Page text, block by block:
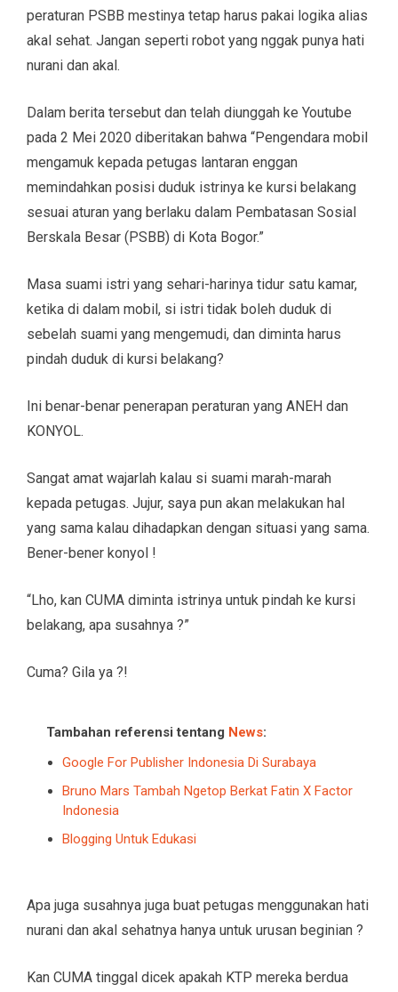
peraturan PSBB mestinya tetap harus pakai logika alias
akal sehat. Jangan seperti robot yang nggak punya hati
nurani dan akal.
Dalam berita tersebut dan telah diunggah ke Youtube
pada 2 Mei 2020 diberitakan bahwa “Pengendara mobil
mengamuk kepada petugas lantaran enggan
memindahkan posisi duduk istrinya ke kursi belakang
sesuai aturan yang berlaku dalam Pembatasan Sosial
Berskala Besar (PSBB) di Kota Bogor.”
Masa suami istri yang sehari-harinya tidur satu kamar,
ketika di dalam mobil, si istri tidak boleh duduk di
sebelah suami yang mengemudi, dan diminta harus
pindah duduk di kursi belakang?
Ini benar-benar penerapan peraturan yang ANEH dan
KONYOL.
Sangat amat wajarlah kalau si suami marah-marah
kepada petugas. Jujur, saya pun akan melakukan hal
yang sama kalau dihadapkan dengan situasi yang sama.
Bener-bener konyol !
“Lho, kan CUMA diminta istrinya untuk pindah ke kursi
belakang, apa susahnya ?”
Cuma? Gila ya ?!
Tambahan referensi tentang News:
Google For Publisher Indonesia Di Surabaya
Bruno Mars Tambah Ngetop Berkat Fatin X Factor
Indonesia
Blogging Untuk Edukasi
Apa juga susahnya juga buat petugas menggunakan hati
nurani dan akal sehatnya hanya untuk urusan beginian ?
Kan CUMA tinggal dicek apakah KTP mereka berdua